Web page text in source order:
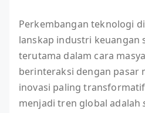
Perkembangan teknologi
lanskap industri keuangan
terutama dalam cara
berinteraksi dengan pasar
inovasi paling
menjadi tren global adalah